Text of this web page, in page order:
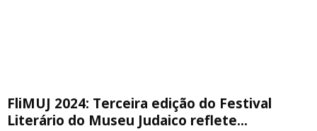
FliMUJ 2024: Terceira edição do Festival
Literário do Museu Judaico reflete...